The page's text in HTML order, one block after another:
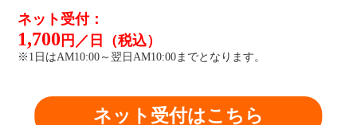
ネット受付：
1,700 円／日（税込）
※1日はAM10:00～翌日AM10:00までとなります。
ネット受付はこちら